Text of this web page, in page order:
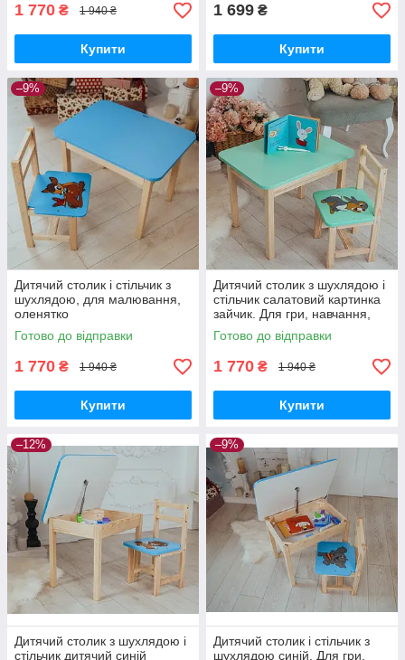
1 770 ₴ 1 940 ₴
Купити
1 699 ₴
Купити
–9%
Дитячий столик і стільчик з
шухлядою, для малювання,
оленятко
Готово до відправки
1 770 ₴ 1 940 ₴
Купити
–9%
Дитячий столик з шухлядою і
стільчик салатовий картинка
зайчик. Для гри, навчання,
малювання.
Готово до відправки
1 770 ₴ 1 940 ₴
Купити
–12%
Дитячий столик з шухлядою і
стільчик дитячий синій
–9%
Дитячий столик і стільчик з
шухлядою синій. Для гри,